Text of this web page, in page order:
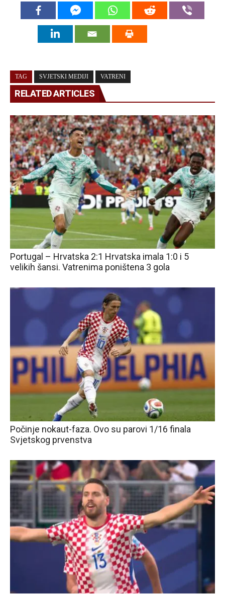
TAG SVJETSKI MEDIJI VATRENI
RELATED ARTICLES
Portugal – Hrvatska 2:1 Hrvatska imala 1:0 i 5
velikih šansi. Vatrenima poništena 3 gola
Počinje nokaut-faza. Ovo su parovi 1/16 finala
Svjetskog prvenstva